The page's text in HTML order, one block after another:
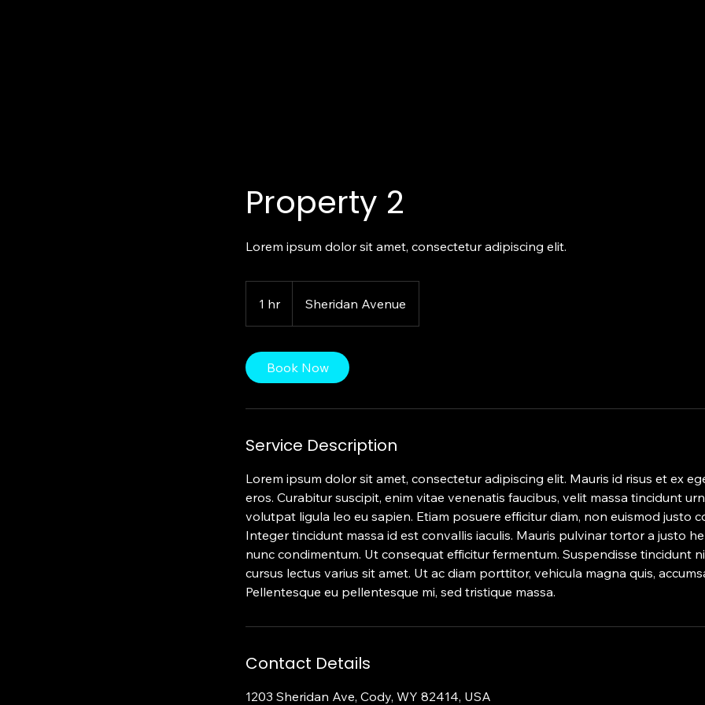
Property 2
Lorem ipsum dolor sit amet, consectetur adipiscing elit.
1 hr1
h
Sheridan Avenue
Book Now
Service Description
Lorem ipsum dolor sit amet, consectetur adipiscing elit. Mauris id risus et ex
eros. Curabitur suscipit, enim vitae venenatis faucibus, velit massa tincidunt
volutpat ligula leo eu sapien. Etiam posuere efficitur diam, non euismod justo
Integer tincidunt massa id est convallis iaculis. Mauris pulvinar tortor a justo
nunc condimentum. Ut consequat efficitur fermentum. Suspendisse tincidunt
cursus lectus varius sit amet. Ut ac diam porttitor, vehicula magna quis,
Pellentesque eu pellentesque mi, sed tristique massa.
Contact Details
1203 Sheridan Ave, Cody, WY 82414, USA